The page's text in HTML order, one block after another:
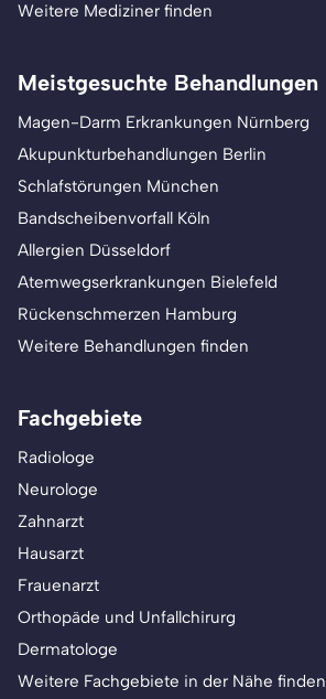
Weitere Mediziner finden
Meistgesuchte Behandlungen
Magen-Darm Erkrankungen Nürnberg
Akupunkturbehandlungen Berlin
Schlafstörungen München
Bandscheibenvorfall Köln
Allergien Düsseldorf
Atemwegserkrankungen Bielefeld
Rückenschmerzen Hamburg
Weitere Behandlungen finden
Fachgebiete
Radiologe
Neurologe
Zahnarzt
Hausarzt
Frauenarzt
Orthopäde und Unfallchirurg
Dermatologe
Weitere Fachgebiete in der Nähe finden